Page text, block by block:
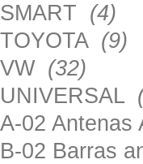
SMART (4)
TOYOTA (9)
VW (32)
UNIVERSAL
A-02 Antenas
B-02 Barras